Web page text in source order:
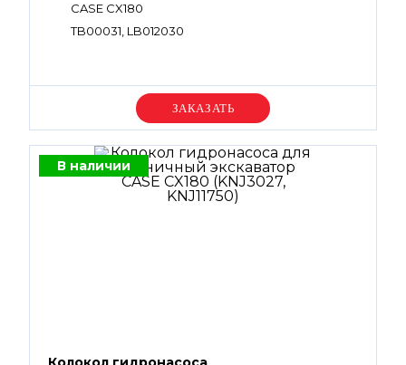
CASE CX180
TB00031, LB012030
Уточняйте цену
В наличии